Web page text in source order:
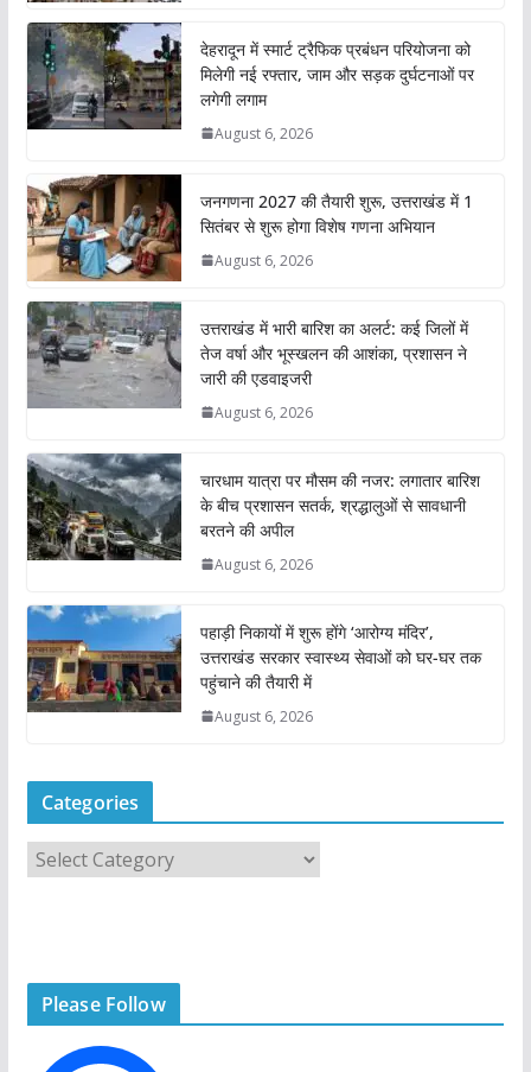
देहरादून में स्मार्ट ट्रैफिक प्रबंधन परियोजना को
मिलेगी नई रफ्तार, जाम और सड़क दुर्घटनाओं पर
लगेगी लगाम
August 6, 2026
जनगणना 2027 की तैयारी शुरू, उत्तराखंड में 1
सितंबर से शुरू होगा विशेष गणना अभियान
August 6, 2026
उत्तराखंड में भारी बारिश का अलर्ट: कई जिलों में
तेज वर्षा और भूस्खलन की आशंका, प्रशासन ने
जारी की एडवाइजरी
August 6, 2026
चारधाम यात्रा पर मौसम की नजर: लगातार बारिश
के बीच प्रशासन सतर्क, श्रद्धालुओं से सावधानी
बरतने की अपील
August 6, 2026
पहाड़ी निकायों में शुरू होंगे ‘आरोग्य मंदिर’,
उत्तराखंड सरकार स्वास्थ्य सेवाओं को घर-घर तक
पहुंचाने की तैयारी में
August 6, 2026
Categories
a
r
Please Follow